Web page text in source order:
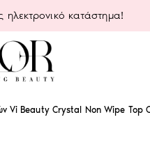
κατάστημα!
Vi Beauty Crystal Non Wipe Top